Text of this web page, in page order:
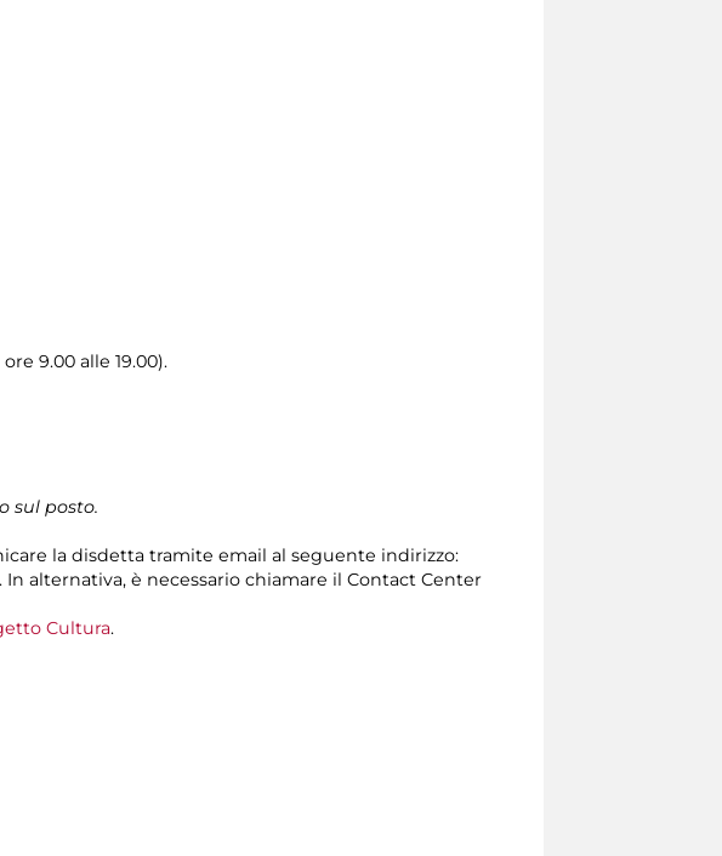
9.00 alle 19.00).
sul posto.
la disdetta tramite email al seguente indirizzo:
In alternativa, è necessario chiamare il Contact Center
Cultura.